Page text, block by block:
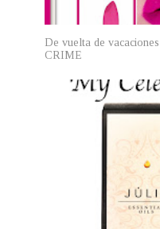
De vuelta de
CRIME